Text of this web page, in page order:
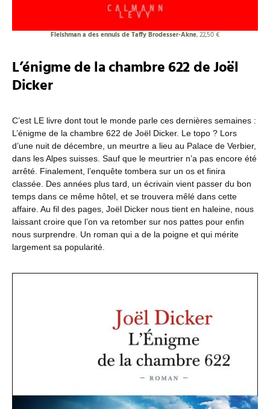
Fleishman a des ennuis de Taffy Brodesser-Akne, 22,50 €
L’énigme de la chambre 622 de Joël
Dicker
C’est LE livre dont tout le monde parle ces dernières semaines :
L’énigme de la chambre 622 de Joël Dicker. Le topo ? Lors
d’une nuit de décembre, un meurtre a lieu au Palace de Verbier,
dans les Alpes suisses. Sauf que le meurtrier n’a pas encore été
arrêté. Finalement, l’enquête tombera sur un os et finira
classée. Des années plus tard, un écrivain vient passer du bon
temps dans ce même hôtel, et se trouvera mêlé dans cette
affaire. Au fil des pages, Joël Dicker nous tient en haleine, nous
laissant croire que l’on va retomber sur nos pattes pour enfin
nous surprendre. Un roman qui a de la poigne et qui mérite
largement sa popularité.